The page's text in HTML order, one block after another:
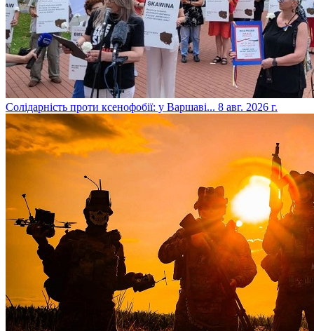
​Солідарність проти ксенофобії: у Варшаві... 8 авг. 2026 г.